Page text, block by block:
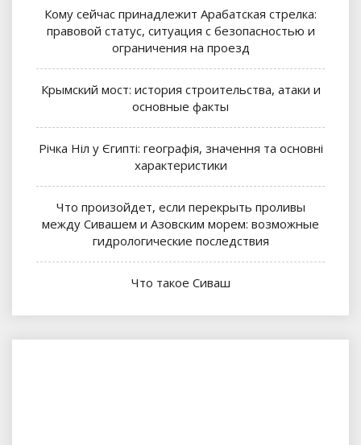
Кому сейчас принадлежит Арабатская стрелка:
правовой статус, ситуация с безопасностью и
ограничения на проезд
Крымский мост: история строительства, атаки и
основные факты
Річка Ніл у Єгипті: географія, значення та основні
характеристики
Что произойдет, если перекрыть проливы
между Сивашем и Азовским морем: возможные
гидрологические последствия
Что такое Сиваш